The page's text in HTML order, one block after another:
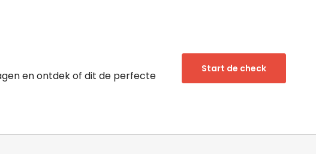
en ontdek of dit de perfecte
Start de check